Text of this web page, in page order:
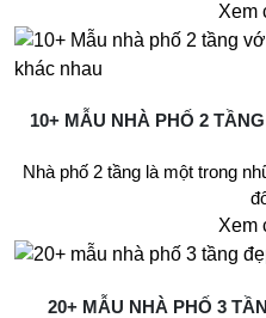
Xem
10+ MẪU NHÀ PHỐ 2
Nhà phố 2 tầng là một trong
Xem
20+ MẪU NHÀ PHỐ 3